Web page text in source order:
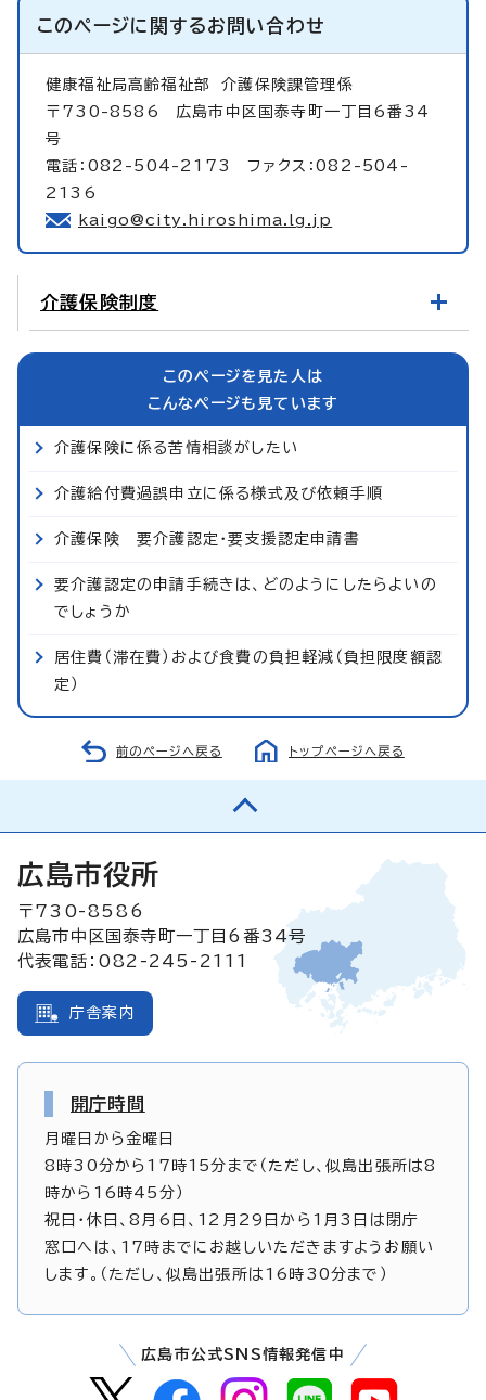
このページに関するお問い合わせ
健康福祉局高齢福祉部介護保険課管理係
〒730-8586 広島市中区国泰寺町一丁目6番34
号
電話：082-504-2173 ファクス：082-504-
2136
kaigo@city.hiroshima.lg.jp
介護保険制度
このページを見た人は
こんなページも見ています
介護保険に係る苦情相談がしたい
介護給付費過誤申立に係る様式及び依頼手順
介護保険 要介護認定・要支援認定申請書
要介護認定の申請手続きは、どのようにしたらよいの
でしょうか
居住費（滞在費）および食費の負担軽減（負担限度額認
定）
前のページへ戻る トップページへ戻る
広島市役所
〒730-8586
広島市中区国泰寺町一丁目6番34号
代表電話：082-245-2111
庁舎案内
開庁時間
月曜日から金曜日
8時30分から17時15分まで（ただし、似島出張所は8
時から16時45分）
祝日・休日、8月6日、12月29日から1月3日は閉庁
窓口へは、17時までにお越しいただきますようお願い
します。（ただし、似島出張所は16時30分まで）
広島市公式SNS情報発信中